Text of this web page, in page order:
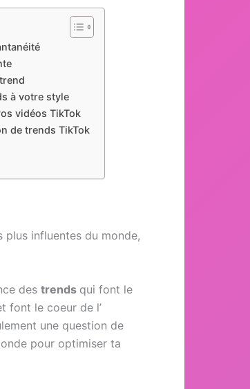
à votre style
vidéos TikTok
de trends TikTok
plus influentes du monde,
des trends qui font le
font le coeur de l’
une question de
pour optimiser ta